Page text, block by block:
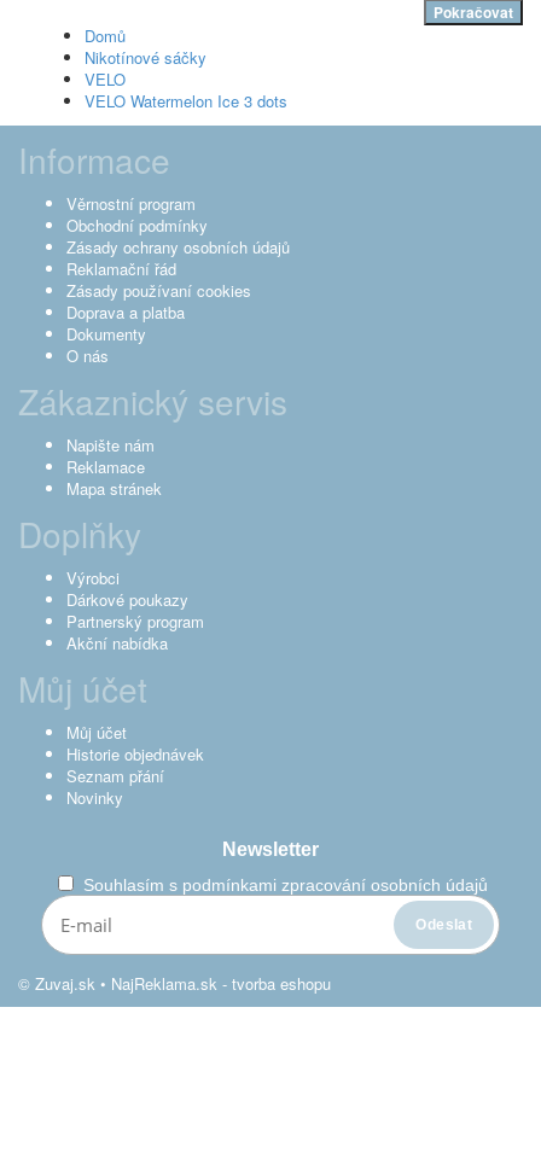
Pokračovat
Domů
Nikotínové sáčky
VELO
VELO Watermelon Ice 3 dots
Informace
Věrnostní program
Obchodní podmínky
Zásady ochrany osobních údajů
Reklamační řád
Zásady používaní cookies
Doprava a platba
Dokumenty
O nás
Zákaznický servis
Napište nám
Reklamace
Mapa stránek
Doplňky
Výrobci
Dárkové poukazy
Partnerský program
Akční nabídka
Můj účet
Můj účet
Historie objednávek
Seznam přání
Novinky
Newsletter
Souhlasím s podmínkami zpracování osobních údajů
© Zuvaj.sk • NajReklama.sk - tvorba eshopu